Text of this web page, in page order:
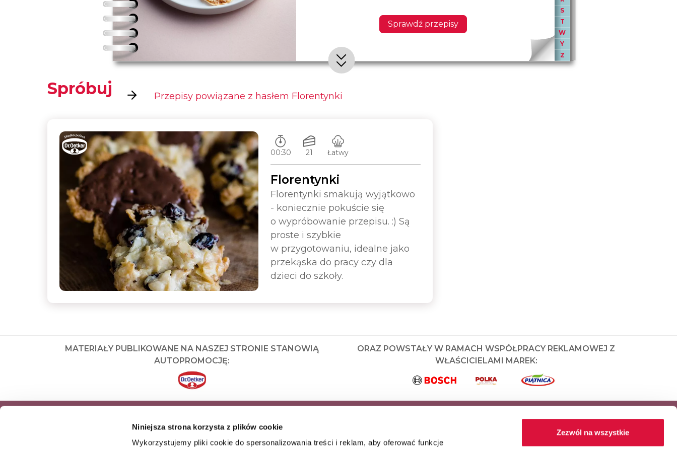
Niniejsza strona korzysta z plików cookie
Wykorzystujemy pliki cookie do spersonalizowania treści i reklam, aby oferować funkcje
Zezwól na wszystkie
S
T
W
Y
Z
Sprawdź przepisy
Spróbuj Przepisy powiązane z hasłem Florentynki
Czas przygotowywania:
00:30
Ilość porcji:
21
Poziom trudności:
Łatwy
Florentynki
Florentynki smakują wyjątkowo
- koniecznie pokuście się
o wypróbowanie przepisu. :) Są
proste i szybkie
w przygotowaniu, idealne jako
przekąska do pracy czy dla
dzieci do szkoły.
MATERIAŁY PUBLIKOWANE NA NASZEJ STRONIE STANOWIĄ
AUTOPROMOCJĘ:
ORAZ POWSTAŁY W RAMACH WSPÓŁPRACY REKLAMOWEJ Z
WŁAŚCICIELAMI MAREK:
ZAPISZ SIĘ DO NEWSLETTERA I ODKRYJ JAKO PIERWSZY
NASZE NAJNOWSZE PRODUKTY ORAZ WYJĄTKOWE